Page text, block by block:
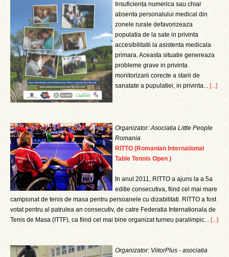
Insuficienta numerica sau chiar
absenta personalului medical din
zonele rurale defavorizeaza
populatia de la sate in privinta
accesibilitatii la asistenta medicala
primara. Aceasta situatie genereaza
probleme grave in privinta
monitorizarii corecte a starii de
sanatate a pupulatiei, in privinta... [...]
Organizator: Asociatia Little People
Romania
RITTO (Romanian International
Table Tennis Open )
In anul 2011, RITTO a ajuns la a 5a
editie consecutiva, fiind cel mai mare
campionat de tenis de masa pentru persoanele cu dizabilitati. RITTO a fost
votat pentru al patrulea an consecutiv, de catre Federatia Internationala de
Tenis de Masa (ITTF), ca fiind cel mai bine organizat turneu paralimpic... [...]
Organizator: ViitorPlus - asociatia